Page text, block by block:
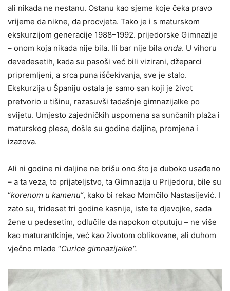
ali nikada ne nestanu. Ostanu kao sjeme koje čeka pravo
vrijeme da nikne, da procvjeta. Tako je i s maturskom
ekskurzijom generacije 1988–1992. prijedorske Gimnazije
– onom koja nikada nije bila. Ili bar nije bila onda. U vihoru
devedesetih, kada su pasoši već bili vizirani, džeparci
pripremlјeni, a srca puna iščekivanja, sve je stalo.
Ekskurzija u Španiju ostala je samo san koji je život
pretvorio u tišinu, razasuvši tadašnje gimnazijalke po
svijetu. Umjesto zajedničkih uspomena sa sunčanih plaža i
maturskog plesa, došle su godine dalјina, promjena i
izazova.
Ali ni godine ni dalјine ne brišu ono što je duboko usađeno
– a ta veza, to prijatelјstvo, ta Gimnazija u Prijedoru, bile su
“korenom u kamenu“, kako bi rekao Momčilo Nastasijević. I
zato su, trideset tri godine kasnije, iste te djevojke, sada
žene u pedesetim, odlučile da napokon otputuju – ne više
kao maturantkinje, već kao životom oblikovane, ali duhom
vječno mlade “Curice gimnazijalke“.